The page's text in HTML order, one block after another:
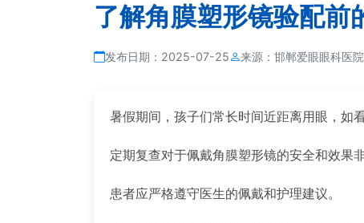
了解角膜塑形镜验配
发布日期： 2025-07-25 来源： 邯郸爱眼眼科医院
暑假期间，孩子们常长时间近距离用眼，如
定期复查对于佩戴角膜塑形镜的安全和效果非
患者应严格遵守医生的佩戴和护理建议。